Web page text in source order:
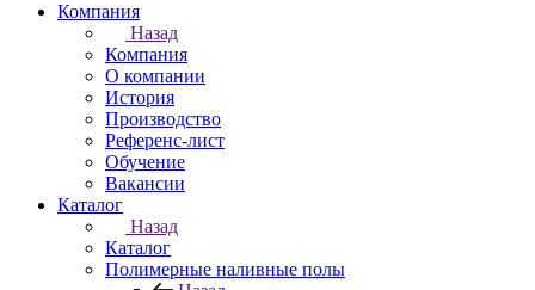
Компания
Назад
Компания
О компании
История
Производство
Референс-лист
Обучение
Вакансии
Каталог
Назад
Каталог
Полимерные наливные полы